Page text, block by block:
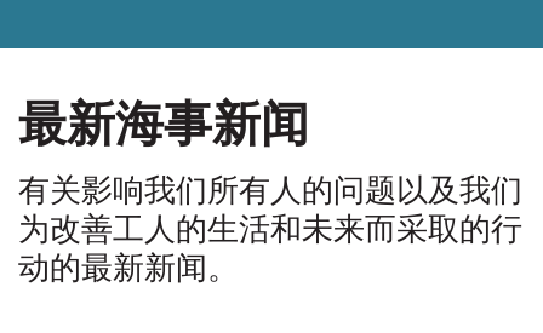
最新海事新闻
有关影响我们所有人的问题以及我们
为改善工人的生活和未来而采取的行
动的最新新闻。